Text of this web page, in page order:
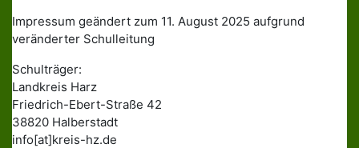
Impressum geändert zum 11. August 2025 aufgrund
veränderter Schulleitung
Schulträger:
Landkreis Harz
Friedrich-Ebert-Straße 42
38820 Halberstadt
info[at]kreis-hz.de